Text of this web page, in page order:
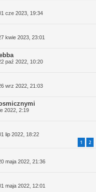
cze 2023, 19:34
kwie 2023, 23:01
paź 2022, 10:20
wrz 2022, 21:03
2022, 2:19
lip 2022, 18:22
1 2
maja 2022, 21:36
maja 2022, 12:01